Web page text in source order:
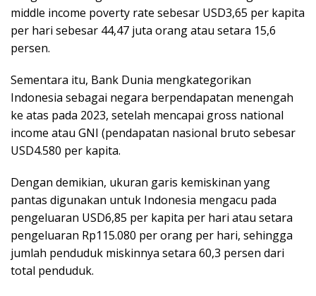
middle income poverty rate sebesar USD3,65 per kapita
per hari sebesar 44,47 juta orang atau setara 15,6
persen.
Sementara itu, Bank Dunia mengkategorikan
Indonesia sebagai negara berpendapatan menengah
ke atas pada 2023, setelah mencapai gross national
income atau GNI (pendapatan nasional bruto sebesar
USD4.580 per kapita.
Dengan demikian, ukuran garis kemiskinan yang
pantas digunakan untuk Indonesia mengacu pada
pengeluaran USD6,85 per kapita per hari atau setara
pengeluaran Rp115.080 per orang per hari, sehingga
jumlah penduduk miskinnya setara 60,3 persen dari
total penduduk.